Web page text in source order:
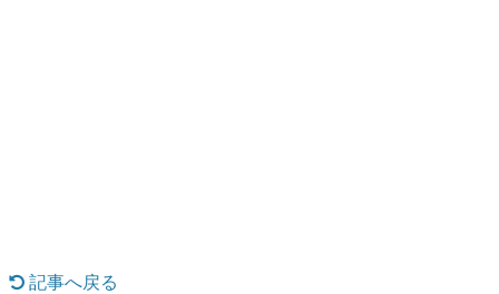
記事へ戻る